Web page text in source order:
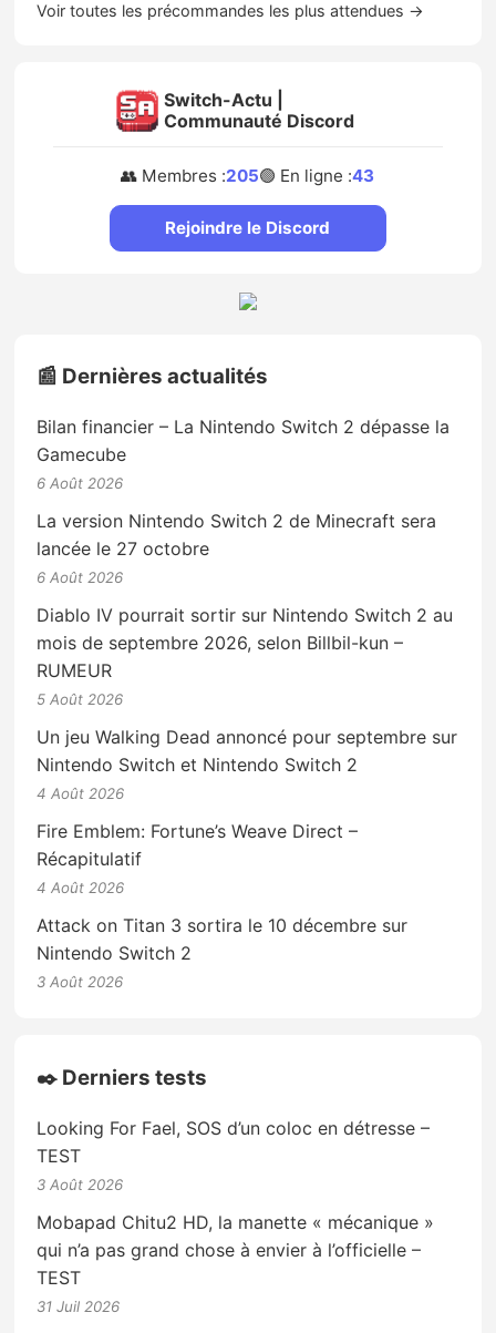
Voir toutes les précommandes les plus attendues →
Switch-Actu |
Communauté Discord
👥 Membres :205🟢 En ligne :43
Rejoindre le Discord
📰 Dernières actualités
Bilan financier – La Nintendo Switch 2 dépasse la
Gamecube
6 Août 2026
La version Nintendo Switch 2 de Minecraft sera
lancée le 27 octobre
6 Août 2026
Diablo IV pourrait sortir sur Nintendo Switch 2 au
mois de septembre 2026, selon Billbil-kun –
RUMEUR
5 Août 2026
Un jeu Walking Dead annoncé pour septembre sur
Nintendo Switch et Nintendo Switch 2
4 Août 2026
Fire Emblem: Fortune’s Weave Direct –
Récapitulatif
4 Août 2026
Attack on Titan 3 sortira le 10 décembre sur
Nintendo Switch 2
3 Août 2026
✒️ Derniers tests
Looking For Fael, SOS d’un coloc en détresse –
TEST
3 Août 2026
Mobapad Chitu2 HD, la manette « mécanique »
qui n’a pas grand chose à envier à l’officielle –
TEST
31 Juil 2026